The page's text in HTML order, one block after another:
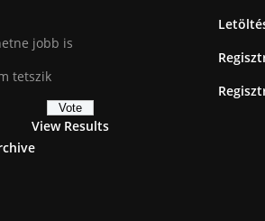
jobb is
tetszik
View Results